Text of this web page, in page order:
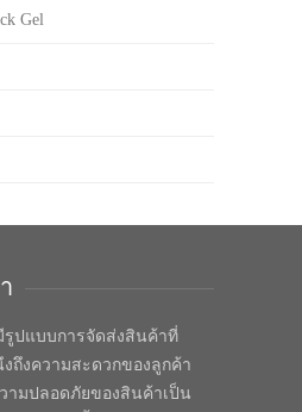
Gel
ปแบบการจัดส่งสินค้าที่
ถึงความสะดวกของลูกค้า
ามปลอดภัยของสินค้าเป็น